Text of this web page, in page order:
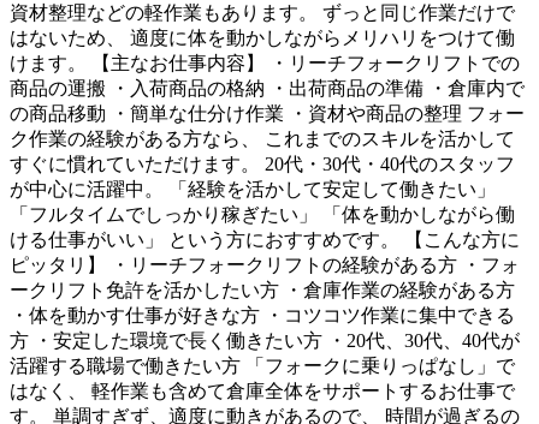
資材整理などの軽作業もあります。 ずっと同じ作業だけで
はないため、 適度に体を動かしながらメリハリをつけて働
けます。 【主なお仕事内容】 ・リーチフォークリフトでの
商品の運搬 ・入荷商品の格納 ・出荷商品の準備 ・倉庫内で
の商品移動 ・簡単な仕分け作業 ・資材や商品の整理 フォー
ク作業の経験がある方なら、 これまでのスキルを活かして
すぐに慣れていただけます。 20代・30代・40代のスタッフ
が中心に活躍中。 「経験を活かして安定して働きたい」
「フルタイムでしっかり稼ぎたい」 「体を動かしながら働
ける仕事がいい」 という方におすすめです。 【こんな方に
ピッタリ】 ・リーチフォークリフトの経験がある方 ・フォ
ークリフト免許を活かしたい方 ・倉庫作業の経験がある方
・体を動かす仕事が好きな方 ・コツコツ作業に集中できる
方 ・安定した環境で長く働きたい方 ・20代、30代、40代が
活躍する職場で働きたい方 「フォークに乗りっぱなし」で
はなく、 軽作業も含めて倉庫全体をサポートするお仕事で
す。 単調すぎず、適度に動きがあるので、 時間が過ぎるの